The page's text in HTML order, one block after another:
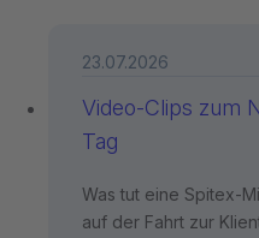
Video-Clips zum
Tag
23.07.2026
Was tut eine Spitex-
auf der Fahrt zur